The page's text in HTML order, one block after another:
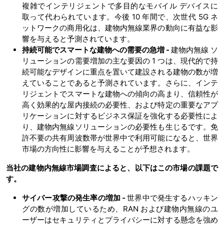
複雑でインテリジェントで多目的なモバイル デバイスに
取って代わられています。今後 10 年間で、次世代 5G ネ
ットワークの商用化は、建物内無線業界の動向に有益な影
響を与えると予測されています。
持続可能でスマートな建物への需要の急増 - 建物内無線 ソ
リューションの需要増加の主な要因の 1 つは、現代的で持
続可能なデザインに重点を置いて建設される建物の数が増
えていることであると予測されています。さらに、インテ
リジェントでスマートな建物への傾向の高まり、信頼性が
高く効果的な屋内接続の必要性、および特定の重要なアプ
リケーションに対するビジネス保証を強化する必要性によ
り、建物内無線ソリューションの必要性も生じるです。免
許不要の共有周波数帯が世界中で利用可能になると、世界
市場の方向性に影響を与えることが予想されます。
当社の建物内無線市場調査によると、以下はこの市場の課題で
す。
サイバー攻撃の発生率の増加 -世界中で発生するハッキン
グの数が増加しているため、RAN および建物内無線のユ
ーザーはセキュリティとプライバシーに対する懸念を強め